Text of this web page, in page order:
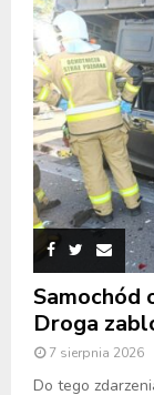
Samochód
Droga
7 sierpnia 2026
Do tego